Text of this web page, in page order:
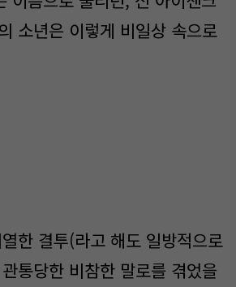
소년은 이렇게 비일상 속으로
한 결투(라고 해도 일방적으로
통당한 비참한 말로를 겪었을